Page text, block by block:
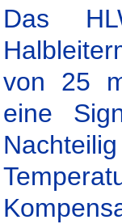
Das
von 25
eine